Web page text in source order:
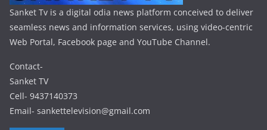
Sanket Tv is a digital odia news platform conceived to deliver
seamless news and information services, using video-centric
Web Portal, Facebook page and YouTube Channel.
Contact-
Sanket TV
Cell- 9437140373
Email- sankettelevision@gmail.com